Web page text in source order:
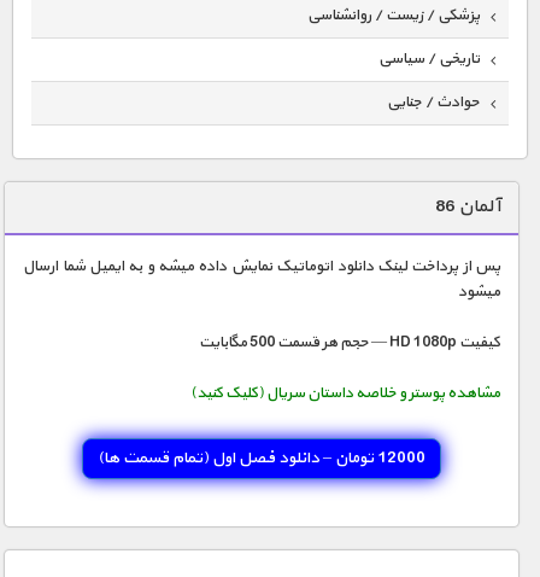
پزشکی / زیست / روانشناسی
تاریخی / سیاسی
حوادث / جنایی
دنیای خوراکی ها
زمین شناسی / محیط زیست
سازه/ معماری/ مهندسی
طبیعت
علم و فناوری
فرهنگ / هنر
آلمان 86
پس از پرداخت لینک دانلود اتوماتیک نمایش داده میشه و به ایمیل شما ارسال
میشود
کیفیت HD 1080p — حجم هر قسمت 500 مگابایت
مشاهده پوستر و خلاصه داستان سریال (کلیک کنید)
12000 تومان – دانلود فصل اول (تمام قسمت ها)